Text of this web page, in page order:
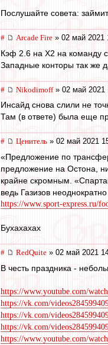
Послушайте совета:
# Arcade Fire » 02 май 2021
Кэф 2.6 на X2 на команду
Западные конторы так же
# Nikodimoff» 02 май 2021
Инсайд снова слили не
Там (в ответе) была еще
# Ценитель » 02 май 2021
«Предложение по
предложение на Остона,
крайне скромным.
ведь Газизов
https://www.sport-express.ru/
Бухахахах
# RedQuite » 02 май 2021
В честь праздника -
https://www.youtube.com/
https://vk.com/
https://vk.com/
https://vk.com/
https://www.youtube.com/